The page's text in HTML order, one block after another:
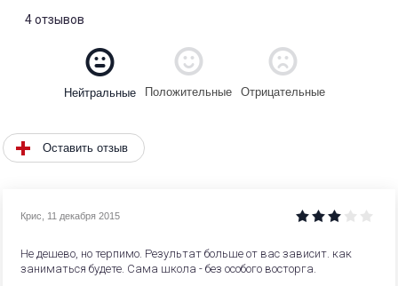
4 отзывов
Нейтральные Положительные Отрицательные
Оставить отзыв
Крис 11 декабря 2015
Не дешево, но терпимо. Результат больше от вас зависит. как
заниматься будете. Сама школа - без особого восторга.